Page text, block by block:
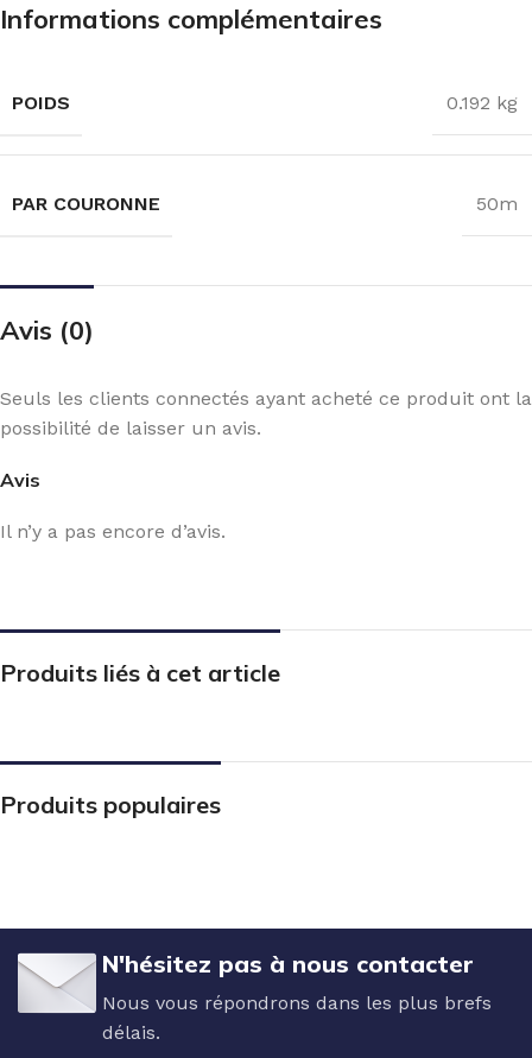
Informations complémentaires
POIDS 0.192 kg
PAR COURONNE 50m
Avis (0)
Avis
Il n’y a pas encore d’avis.
Seuls les clients connectés ayant acheté ce produit ont la
possibilité de laisser un avis.
Produits liés à cet article
Produits populaires
N'hésitez pas à nous contacter
Nous vous répondrons dans les plus brefs
délais.